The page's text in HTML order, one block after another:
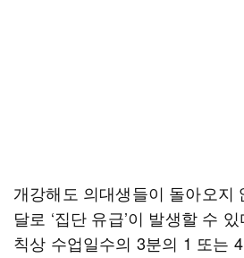
개강해도 의대생들이 돌아오지
달로 ‘집단 유급’이 발생할 수
칙상 수업일수의 3분의 1 또는